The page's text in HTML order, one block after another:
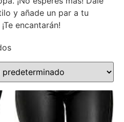
y añade un par a tu
encantarán!